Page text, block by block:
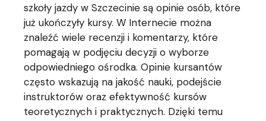
szkoły jazdy w Szczecinie są opinie osób, które
już ukończyły kursy. W Internecie można
znaleźć wiele recenzji i komentarzy, które
pomagają w podjęciu decyzji o wyborze
odpowiedniego ośrodka. Opinie kursantów
często wskazują na jakość nauki, podejście
instruktorów oraz efektywność kursów
teoretycznych i praktycznych. Dzięki temu